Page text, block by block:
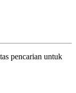
pencarian untuk